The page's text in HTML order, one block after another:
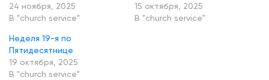
24 ноября, 2025
В "church service"
15 октября, 2025
В "church service"
Неделя 19-я по
Пятидесятнице
19 октября, 2025
В "church service"